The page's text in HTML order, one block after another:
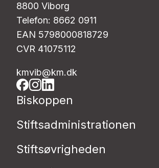
8800 Viborg
Telefon: 8662 0911
EAN 5798000818729
CVR 41075112
kmvib@km.dk
Biskoppen
Stiftsadministrationen
Stiftsøvrigheden